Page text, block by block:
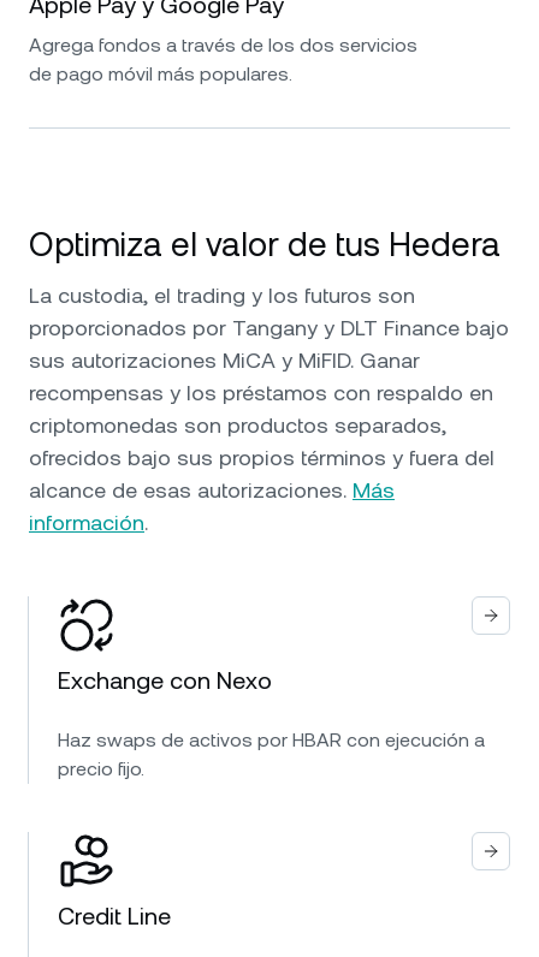
Agrega fondos a través de los dos servicios
de pago móvil más populares.
Optimiza el valor de tus Hedera
La custodia, el trading y los futuros son
proporcionados por Tangany y DLT Finance bajo
sus autorizaciones MiCA y MiFID. Ganar
recompensas y los préstamos con respaldo en
criptomonedas son productos separados,
ofrecidos bajo sus propios términos y fuera del
alcance de esas autorizaciones. Más
información.
Exchange con Nexo
Haz swaps de activos por HBAR con ejecución a
precio fijo.
Credit Line